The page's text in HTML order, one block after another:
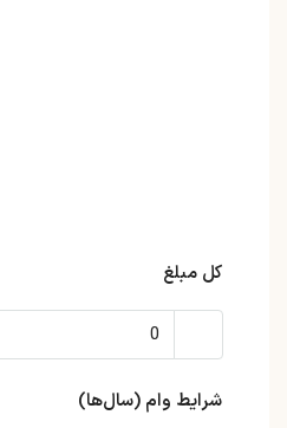
کل مبلغ
شرایط وام (سال‌ها)